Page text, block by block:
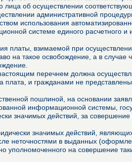
об осуществлении
административной
использования
системе единого расчетного
платы, взимаемой при
на такое освобождение, а в случае
перечнем должна
и гражданами не
пошлиной, на основании
информационной системы,
значимых действий, за
значимых действий,
неточностями в выданных
на совершение